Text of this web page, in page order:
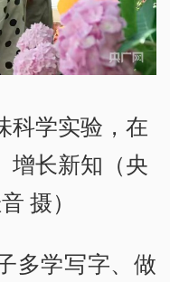
科学实验，在
增长新知（央
摄）
多学写字、做